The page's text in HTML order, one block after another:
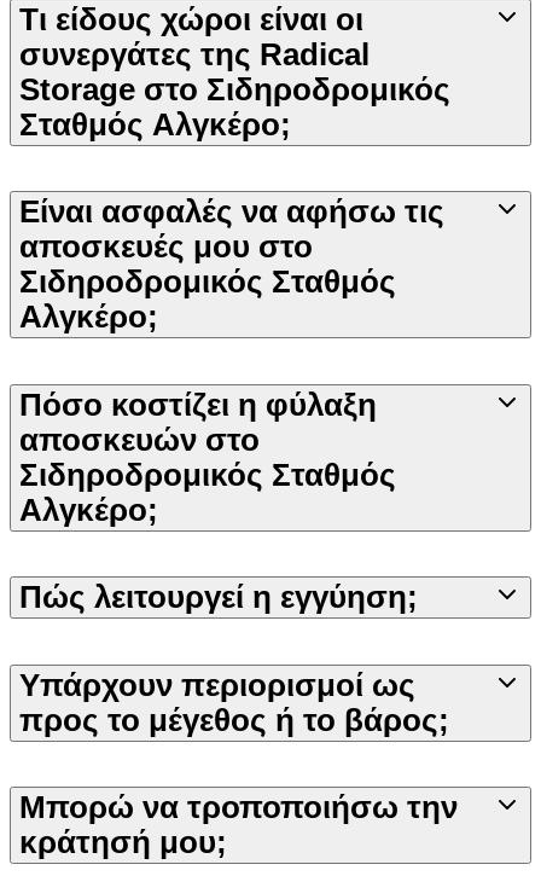
Τι είδους χώροι είναι οι
συνεργάτες της Radical
Storage στο Σιδηροδρομικός
Σταθμός Αλγκέρο;
Είναι ασφαλές να αφήσω τις
αποσκευές μου στο
Σιδηροδρομικός Σταθμός
Αλγκέρο;
Πόσο κοστίζει η φύλαξη
αποσκευών στο
Σιδηροδρομικός Σταθμός
Αλγκέρο;
Πώς λειτουργεί η εγγύηση;
Υπάρχουν περιορισμοί ως
προς το μέγεθος ή το βάρος;
Μπορώ να τροποποιήσω την
κράτησή μου;